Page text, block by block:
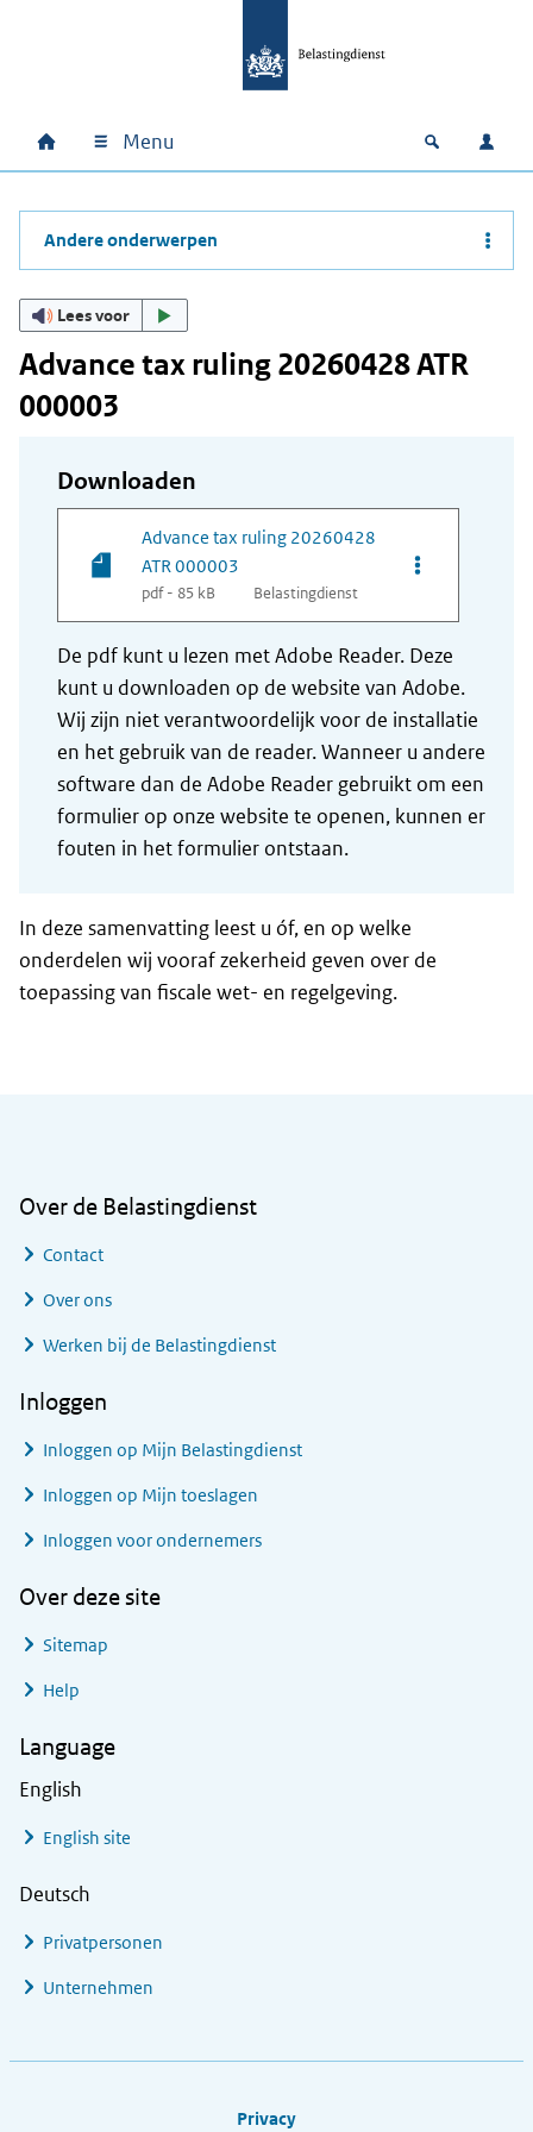
Hoofdnavigatie
Home Menu Open
Andere onderwerpen
Lees voor
Advance tax ruling 20260428 ATR
000003
Downloaden
Advance tax ruling 20260428
ATR 000003
pdf - 85 kB Belastingdienst
Opties van
De pdf kunt u lezen met Adobe Reader. Deze
kunt u downloaden op de website van Adobe.
Wij zijn niet verantwoordelijk voor de installatie
en het gebruik van de reader. Wanneer u andere
software dan de Adobe Reader gebruikt om een
formulier op onze website te openen, kunnen er
fouten in het formulier ontstaan.
In deze samenvatting leest u óf, en op welke
onderdelen wij vooraf zekerheid geven over de
toepassing van fiscale wet- en regelgeving.
Over de Belastingdienst
Contact
Over ons
Werken bij de Belastingdienst
Inloggen
Inloggen op Mijn Belastingdienst
Inloggen op Mijn toeslagen
Inloggen voor ondernemers
Over deze site
Sitemap
Help
Language
English
English site
Deutsch
Privatpersonen
Unternehmen
Privacy